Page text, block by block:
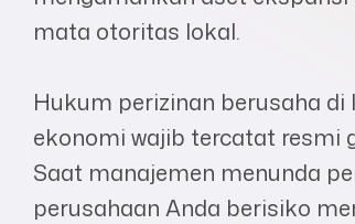
mata otoritas lokal.
Hukum perizinan berusaha
ekonomi wajib tercatat resmi
Saat manajemen menunda
perusahaan Anda berisiko